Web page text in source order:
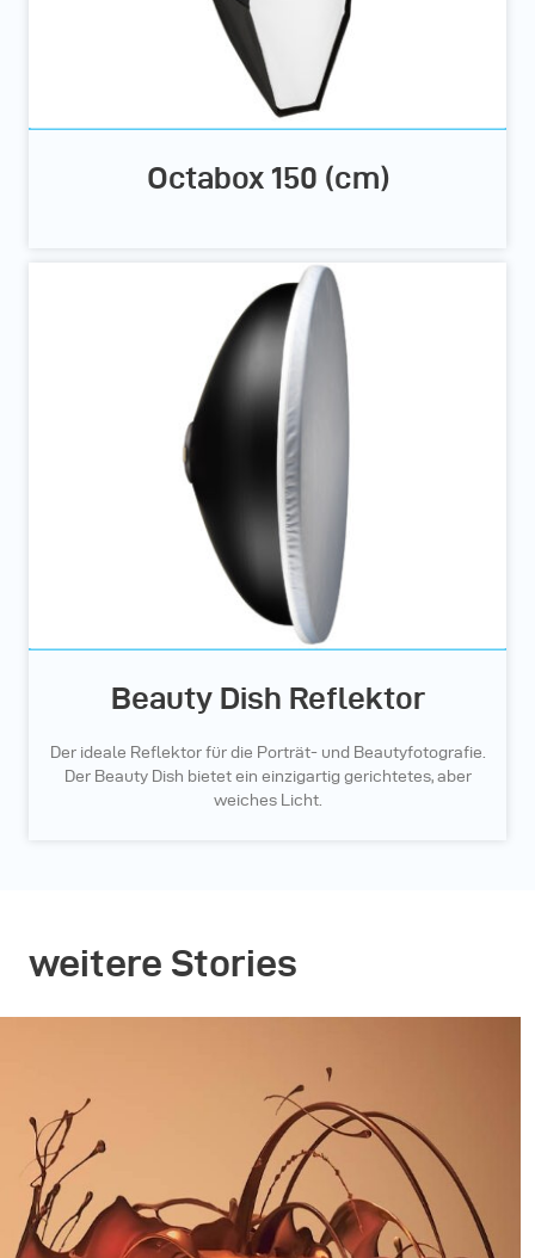
Octabox 150 (cm)
Beauty Dish Reflektor
Der ideale Reflektor für die Porträt- und Beautyfotografie.
Der Beauty Dish bietet ein einzigartig gerichtetes, aber
weiches Licht.
weitere Stories